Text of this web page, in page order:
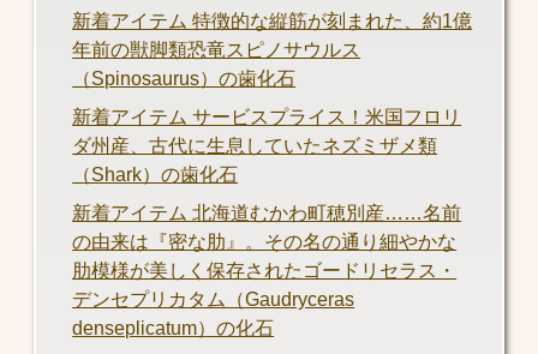
新着アイテム 特徴的な縦筋が刻まれた、約1億
年前の獣脚類恐竜スピノサウルス
（Spinosaurus）の歯化石
新着アイテム サービスプライス！米国フロリ
ダ州産、古代に生息していたネズミザメ類
（Shark）の歯化石
新着アイテム 北海道むかわ町穂別産……名前
の由来は『密な肋』。その名の通り細やかな
肋模様が美しく保存されたゴードリセラス・
デンセプリカタム（Gaudryceras
denseplicatum）の化石